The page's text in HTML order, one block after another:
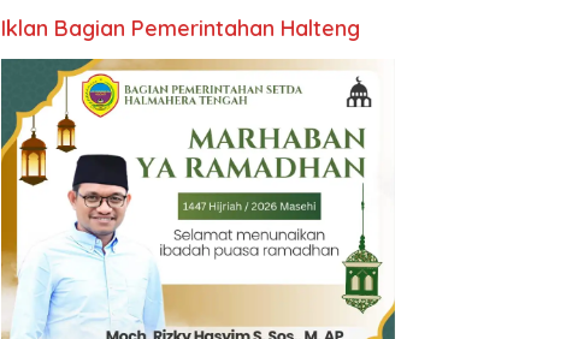
Iklan Bagian Pemerintahan Halteng